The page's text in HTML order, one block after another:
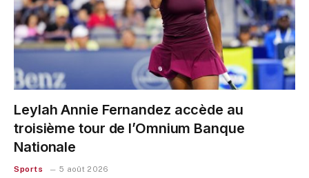
Leylah Annie Fernandez accède au
troisième tour de l’Omnium Banque
Nationale
Sports 5 août 2026